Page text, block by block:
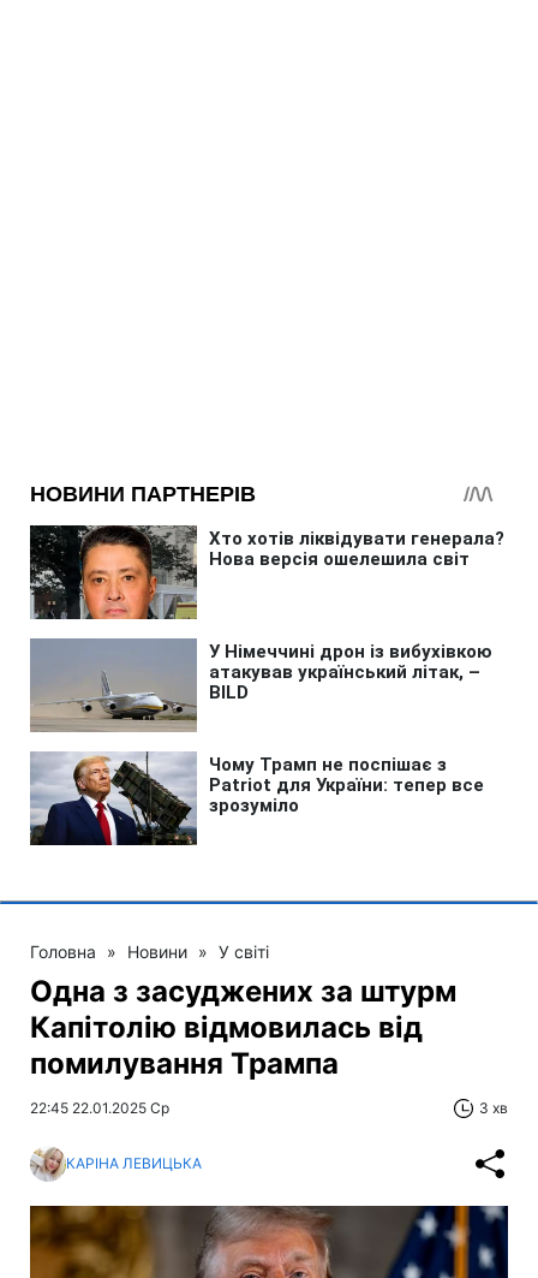
Головна » Новини » У світі
Одна з засуджених за штурм
Капітолію відмовилась від
помилування Трампа
22:45 22.01.2025 Ср 3 хв
КАРІНА ЛЕВИЦЬКА